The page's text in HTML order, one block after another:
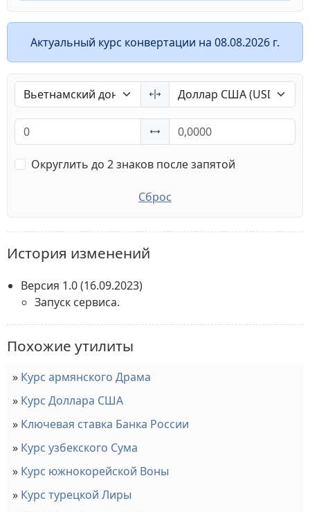
Актуальный курс конвертации на 08.08.2026 г.
Округлить до 2 знаков после запятой
Сброс
История изменений
Версия 1.0(16.09.2023)
Запуск сервиса.
Похожие утилиты
Курс армянского Драма
Курс Доллара США
Ключевая ставка Банка России
Курс узбекского Сума
Курс южнокорейской Воны
Курс турецкой Лиры